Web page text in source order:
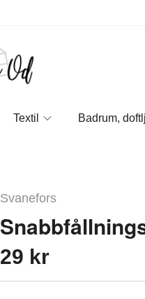
Textil Badrum,
Svanefors
29 kr